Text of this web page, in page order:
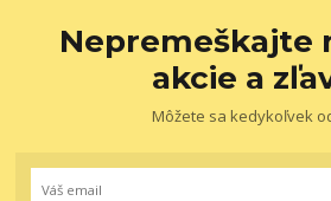
Nepremeškajte
akcie a
Môžete sa kedykoľvek